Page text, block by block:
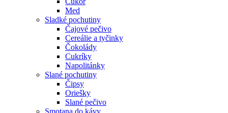
Med
Sladké pochutiny
Čajové pečivo
Cereálie a tyčinky
Čokolády
Cukríky
Napolitánky
Slané pochutiny
Čipsy
Oriešky
Slané pečivo
Smotana do kávy